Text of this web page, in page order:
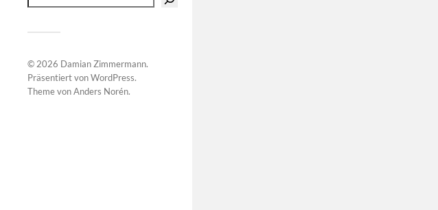
© 2026 Damian Zimmermann.
Präsentiert vonWordPress.
Theme vonAnders Norén.